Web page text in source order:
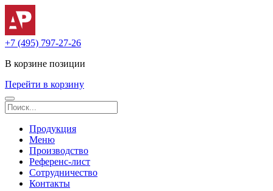
+7 (495) 797-27-26
В корзине позиции
Перейти в корзину
Продукция
Меню
Производство
Референс-лист
Сотрудничество
Контакты